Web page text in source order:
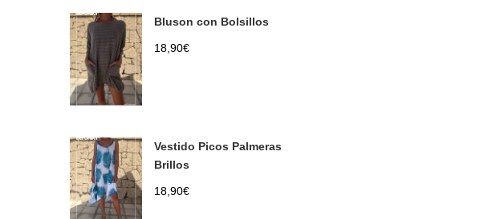
Bluson con Bolsillos
18,90€
Vestido Picos Palmeras
Brillos
18,90€